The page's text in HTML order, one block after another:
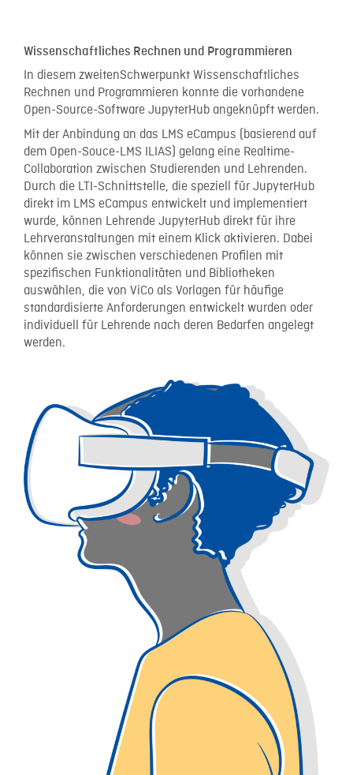
Wissenschaftliches Rechnen und Programmieren
In diesem zweitenSchwerpunkt Wissenschaftliches
Rechnen und Programmieren konnte die vorhandene
Open-Source-Software JupyterHub angeknüpft werden.
Mit der Anbindung an das LMS eCampus (basierend auf
dem Open-Souce-LMS ILIAS) gelang eine Realtime-
Collaboration zwischen Studierenden und Lehrenden.
Durch die LTI-Schnittstelle, die speziell für JupyterHub
direkt im LMS eCampus entwickelt und implementiert
wurde, können Lehrende JupyterHub direkt für ihre
Lehrveranstaltungen mit einem Klick aktivieren. Dabei
können sie zwischen verschiedenen Profilen mit
spezifischen Funktionalitäten und Bibliotheken
auswählen, die von ViCo als Vorlagen für häufige
standardisierte Anforderungen entwickelt wurden oder
individuell für Lehrende nach deren Bedarfen angelegt
werden.